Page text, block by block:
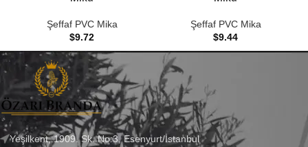
Şeffaf PVC Mika
$9.72
Şeffaf PVC Mika
$9.44
Yeşilkent, 1909. Sk. No:3, Esenyurt/İstanbul